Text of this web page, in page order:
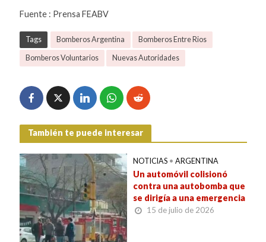
Fuente : Prensa FEABV
Tags Bomberos Argentina Bomberos Entre Rios
Bomberos Voluntarios Nuevas Autoridades
También te puede interesar
NOTICIAS • ARGENTINA
Un automóvil colisionó
contra una autobomba que
se dirigía a una emergencia
15 de julio de 2026